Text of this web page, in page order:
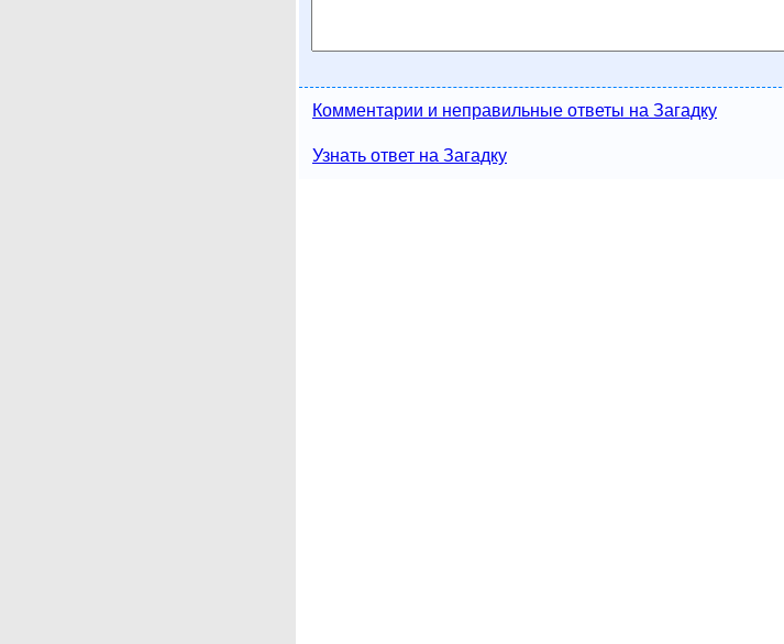
Комментарии и неправильные ответы на Загадку
Узнать ответ на Загадку